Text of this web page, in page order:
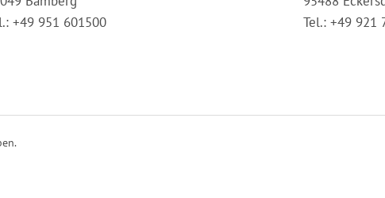
+49 951 601500
Tel.: +49 921